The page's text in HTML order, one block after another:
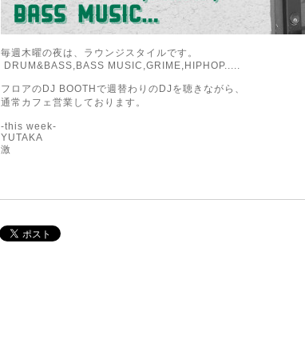
毎週木曜の夜は、ラウンジスタイルです。
DRUM&BASS,BASS MUSIC,GRIME,HIPHOP.....
フロアのDJ BOOTHで週替わりのDJを聴きながら、
通常カフェ営業しております。
-this week-
YUTAKA
激